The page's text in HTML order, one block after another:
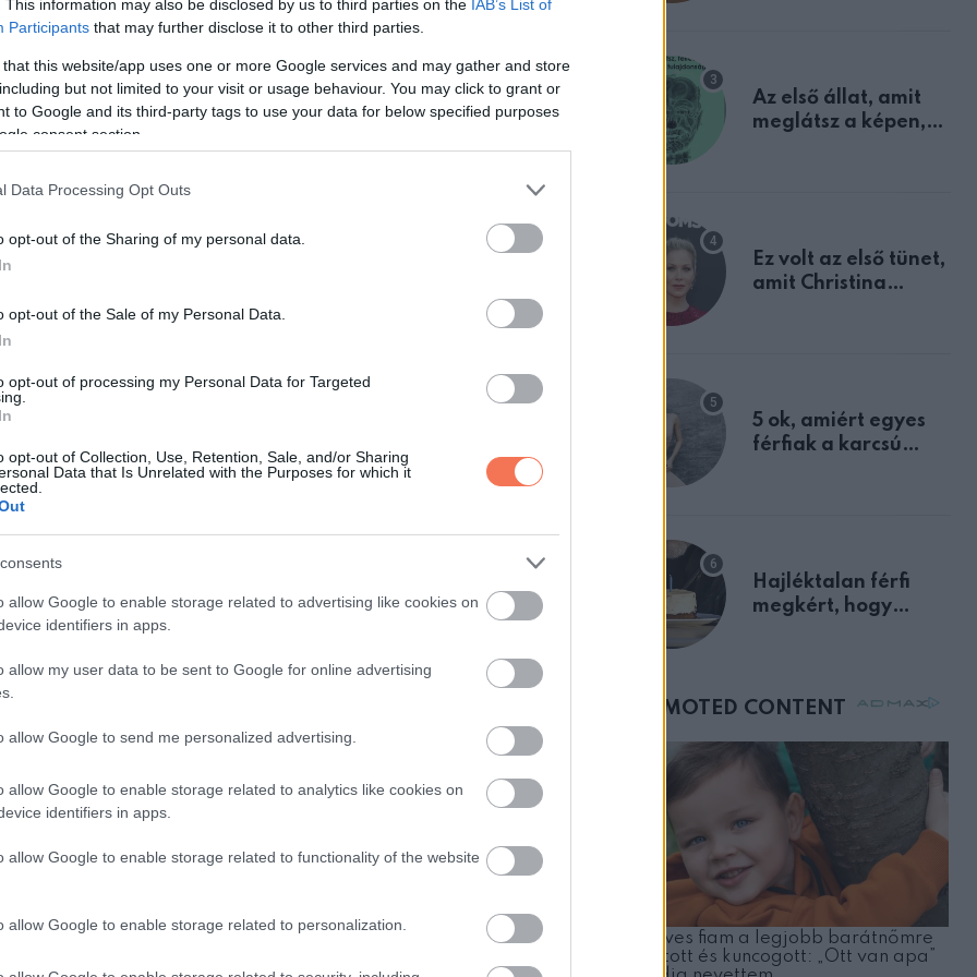
This information may also be disclosed by us to third parties on the IAB’s List of
Participants that may further disclose it to other third parties.
that this website/app uses one or more Google services and may gather and store
but not limited to your visit or usage behaviour. You may click to grant or
to Google and its third-party tags to use your data for below specified purposes
consent section.
Data Processing Opt Outs
opt-out of the Sharing of my personal data.
opt-out of the Sale of my Personal Data.
opt-out of processing my Personal Data for Targeted
opt-out of Collection, Use, Retention, Sale, and/or Sharing
Data that Is Unrelated with the Purposes for which it
allow Google to enable storage related to advertising like cookies on
identifiers in apps.
allow my user data to be sent to Google for online advertising
allow Google to send me personalized advertising.
allow Google to enable storage related to analytics like cookies on
identifiers in apps.
allow Google to enable storage related to functionality of the website
allow Google to enable storage related to personalization.
lassult. Aztán valami megváltozott.
Ha rákérdeztem, legyintett.
a tornácon ülés hirtelen „túl sok” lett.
én meg próbáltam felfogni, hogy a nagyi tényleg nincs többé.
mindenki hazament, és maradtam én, a kulcsokkal és a
rokonok, akik csak annyit mondtak: „Csinálj, amit jónak látsz a
volt, mintha megállt volna az idő. A függönyök pont úgy álltak, ahogy a
maradt a halvány, édes illata.
egy harmadikos rajzom, egy repedt fotó anyukámról kislányként, és
néztem.
titok, amit a nagyi magával vitt. Csakhogy most már nem volt itt,
Az első állat, amit
meglátsz a képen,
Ez volt az első tünet,
amit Christina
5 ok, amiért egyes
férfiak a karcsú
Hajléktalan férfi
megkért, hogy
mellettem ült az első